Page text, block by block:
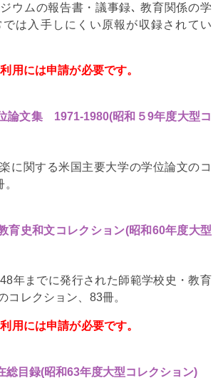
ウムの報告書・議事録､ 教育関係の学
は入手しにくい原報が収録されてい
用には申請が必要です。
論文集 1971-1980(昭和５9年度大型コ
に関する米国主要大学の学位論文のコ
育史和文コレクション(昭和60年度大型
年までに発行された師範学校史・教育
コレクション、83冊。
用には申請が必要です。
総目録(昭和63年度大型コレクション)